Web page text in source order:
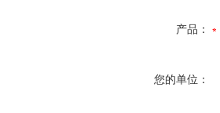
产品：
您的单位：